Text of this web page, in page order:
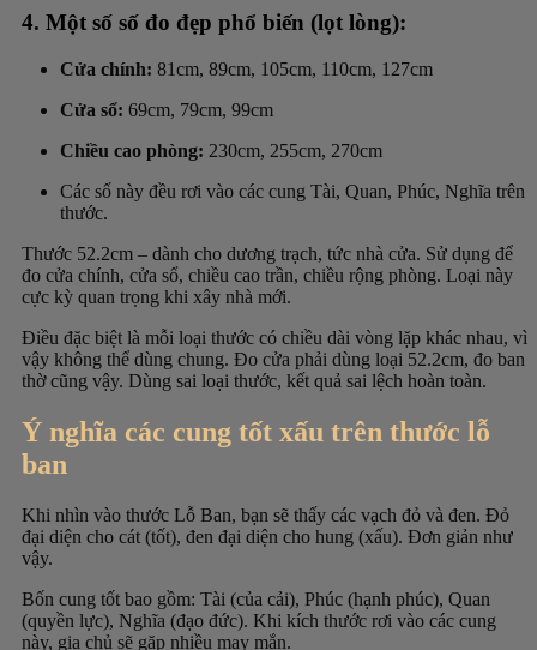
4. Một số số đo đẹp phổ biến (lọt lòng):
Cửa chính: 81cm, 89cm, 105cm, 110cm, 127cm
Cửa sổ: 69cm, 79cm, 99cm
Chiều cao phòng: 230cm, 255cm, 270cm
Các số này đều rơi vào các cung Tài, Quan, Phúc, Nghĩa trên
thước.
Thước 52.2cm – dành cho dương trạch, tức nhà cửa. Sử dụng để
đo cửa chính, cửa sổ, chiều cao trần, chiều rộng phòng. Loại này
cực kỳ quan trọng khi xây nhà mới.
Điều đặc biệt là mỗi loại thước có chiều dài vòng lặp khác nhau, vì
vậy không thể dùng chung. Đo cửa phải dùng loại 52.2cm, đo ban
thờ cũng vậy. Dùng sai loại thước, kết quả sai lệch hoàn toàn.
Ý nghĩa các cung tốt xấu trên thước lỗ
ban
Khi nhìn vào thước Lỗ Ban, bạn sẽ thấy các vạch đỏ và đen. Đỏ
đại diện cho cát (tốt), đen đại diện cho hung (xấu). Đơn giản như
vậy.
Bốn cung tốt bao gồm: Tài (của cải), Phúc (hạnh phúc), Quan
(quyền lực), Nghĩa (đạo đức). Khi kích thước rơi vào các cung
này, gia chủ sẽ gặp nhiều may mắn.